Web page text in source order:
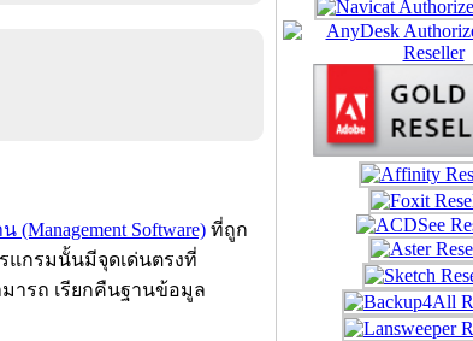
Software) ที่ถูก
แกรมนั้นมีจุดเด่นตรงที่
ารถ เรียกคืนฐานข้อมูล